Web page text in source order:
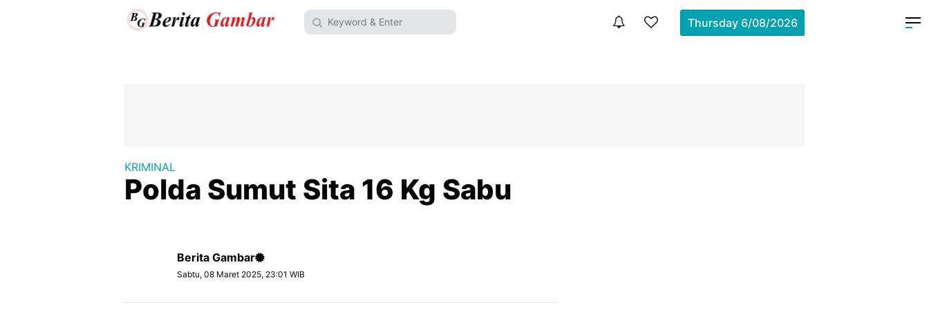
Thursday 6/08/2026
KRIMINAL
Polda Sumut Sita 16 Kg Sabu
Berita Gambar
Sabtu, 08 Maret 2025, 23:01 WIB